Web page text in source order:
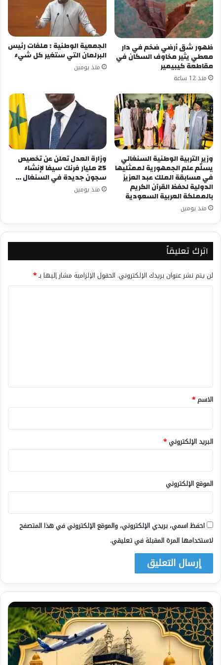
ظهور شق أرضي ضخم في دار
معطي يثير مخاوف السكان في
مقاطعة كيبيمير
منذ 12 ساعة
الجمعية الوطنية : ملفات رئيس
البرلمان التي ستغير كل شيء
منذ يومين
وزير التربية الوطنية السنغالي
يسلّم علم الجمهورية لممثليها
في مسابقة الملك عبد العزيز
الدولية لحفظ القرآن الكريم
بالمملكة العربية السعودية
منذ يومين
وزارة العدل تعلن عن تخصيص
25 مليار فرنك سيفا لإنشاء
سجون جديدة في السنغال …
منذ يومين
اترك تعليقاً
لن يتم نشر عنوان بريدك الإلكتروني. الحقول الإلزامية مشار إليها بـ*
*
الاسم*
البريد الإلكتروني*
الموقع الإلكتروني
احفظ اسمي، بريدي الإلكتروني، والموقع الإلكتروني في هذا المتصفح
لاستخدامها المرة المقبلة في تعليقي.